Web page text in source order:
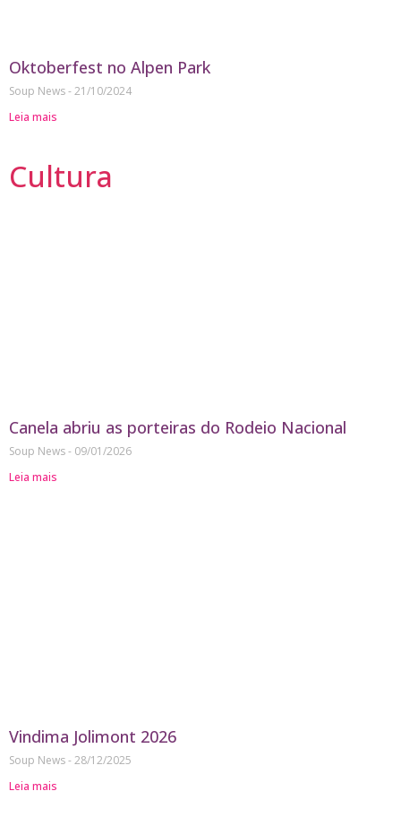
Oktoberfest no Alpen Park
Soup News 21/10/2024
Leia mais
Cultura
Canela abriu as porteiras do Rodeio Nacional
Soup News
09/01/2026
Leia mais
Vindima Jolimont 2026
Soup News 28/12/2025
Leia mais